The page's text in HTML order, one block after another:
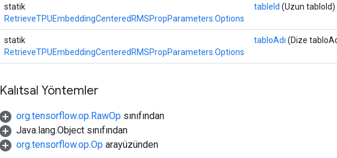
statik
RetrieveTPUEmbeddingCenteredRMSPropParameters.Options
tableId (Uzun tabloId)
statik
RetrieveTPUEmbeddingCenteredRMSPropParameters.Options
tabloAdı (Dize
Kalıtsal Yöntemler
org.tensorflow.op.RawOp sınıfından
Java.lang.Object sınıfından
org.tensorflow.op.Op arayüzünden